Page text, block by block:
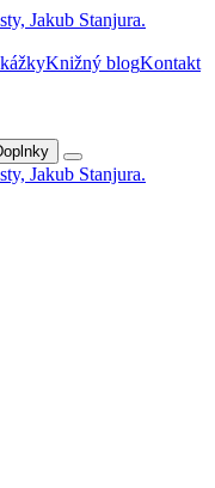
Knižný blogKontakt